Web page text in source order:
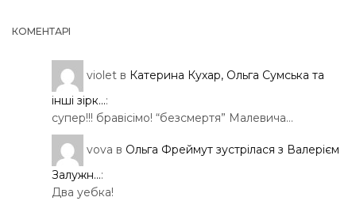
КОМЕНТАРІ
violet в Катерина Кухар, Ольга Сумська та
інші зірк...:
супер!!! бравісімо! “безсмертя” Малевича…
vova в Ольга Фреймут зустрілася з Валерієм
Залужн...:
Два уебка!